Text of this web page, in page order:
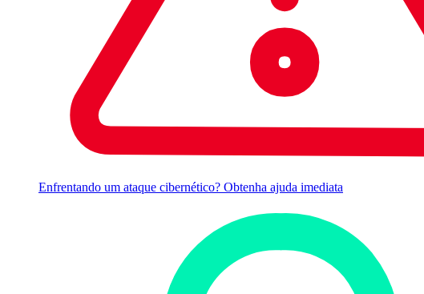
Enfrentando um ataque cibernético? Obtenha ajuda imediata